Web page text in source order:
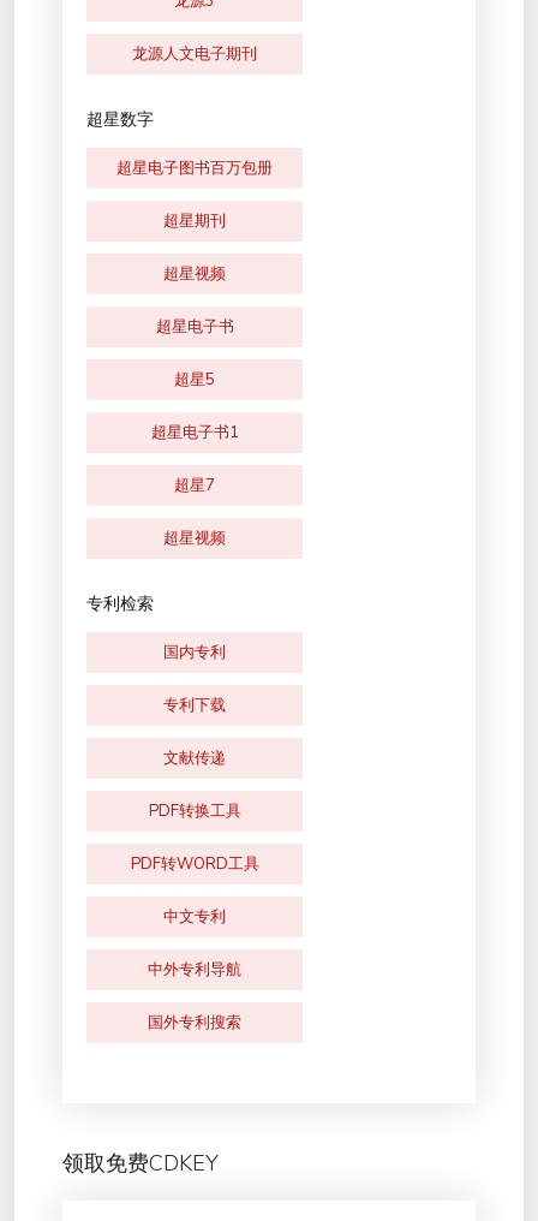
龙源人文电子期刊
超星数字
超星电子图书百万包册
超星期刊
超星视频
超星电子书
超星5
超星电子书1
超星7
超星视频
专利检索
国内专利
专利下载
文献传递
PDF转换工具
PDF转WORD工具
中文专利
中外专利导航
国外专利搜索
领取免费CDKEY